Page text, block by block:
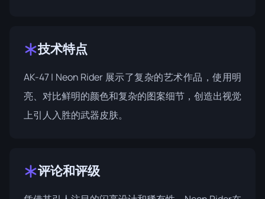
技术特点
AK-47 | Neon Rider 展示了复杂的艺术作品，使用明
亮、对比鲜明的颜色和复杂的图案细节，创造出视觉
上引人入胜的武器皮肤。
评论和评级